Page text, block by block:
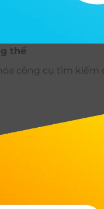
thể
công cụ tìm kiếm